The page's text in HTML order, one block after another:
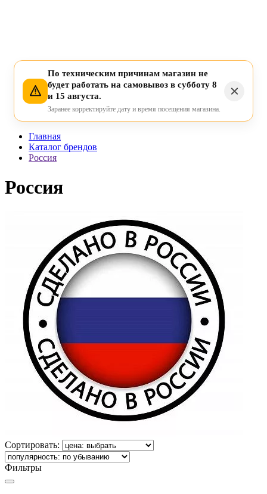
По техническим причинам магазин не
будет работать на самовывоз в субботу 8
и 15 августа.
Заранее корректируйте дату и время посещения магазина.
Главная
Каталог брендов
Россия
Россия
Сортировать:
Фильтры